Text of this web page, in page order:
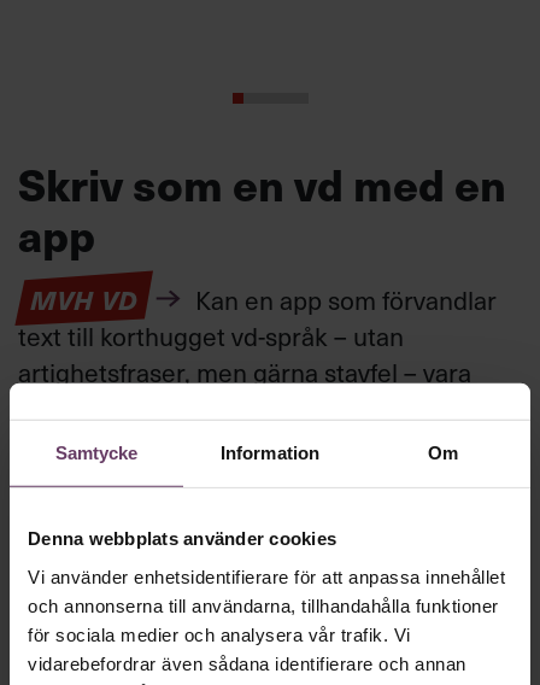
Samtycke Information Om
Denna webbplats använder cookies
Vi använder enhetsidentifierare för att anpassa innehållet
och annonserna till användarna, tillhandahålla funktioner
för sociala medier och analysera vår trafik. Vi
vidarebefordrar även sådana identifierare och annan
Skriv som en vd med en
app
MVH VD
Kan en app som förvandlar
text till korthugget vd-språk – utan
artighetsfraser, men gärna stavfel – vara
toppcheferna?
Kommunikation
Text:Fredrik Kullberg
Publicerad2026-08-07